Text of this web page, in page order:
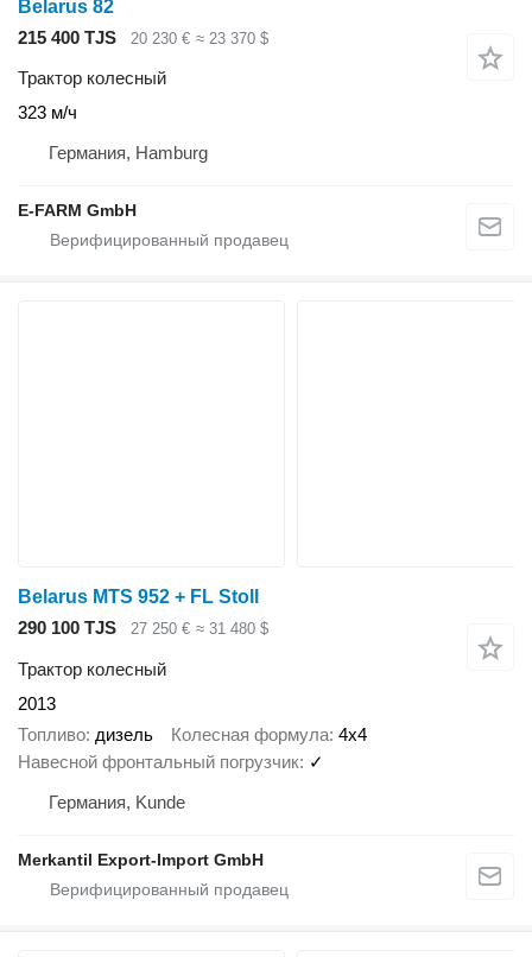
Belarus 82
215 400 TJS
20 230 € ≈ 23 370 $
Трактор колесный
323 м/ч
Германия, Hamburg
E-FARM GmbH
Belarus MTS 952 + FL Stoll
290 100 TJS
27 250 € ≈ 31 480 $
Трактор колесный
2013
Топливо дизель Колесная формула 4x4
Навесной фронтальный погрузчик ✓
Германия, Kunde
Merkantil Export-Import GmbH